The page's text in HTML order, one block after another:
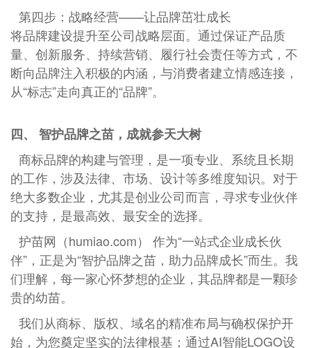
第四步：战略经营——让品牌茁壮成长
将品牌建设提升至公司战略层面。通过保证产品质
量、创新服务、持续营销、履行社会责任等方式，不
断向品牌注入积极的内涵，与消费者建立情感连接，
从“标志”走向真正的“品牌”。
四、 智护品牌之苗，成就参天大树
商标品牌的构建与管理，是一项专业、系统且长期
的工作，涉及法律、市场、设计等多维度知识。对于
绝大多数企业，尤其是创业公司而言，寻求专业伙伴
的支持，是最高效、最安全的选择。
护苗网（humiao.com） 作为“一站式企业成长伙
伴”，正是为“智护品牌之苗，助力品牌成长”而生。我
们理解，每一家心怀梦想的企业，其品牌都是一颗珍
贵的幼苗。
我们从商标、版权、域名的精准布局与确权保护开
始，为您奠定坚实的法律根基；通过AI智能LOGO设